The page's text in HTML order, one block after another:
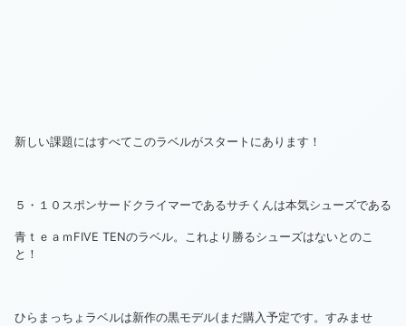
新しい課題にはすべてこのラベルがスタートにあります！
５・１０スポンサードクライマーであるサチくんは本気シューズである
青ｔｅａｍFIVE TENのラベル。これより勝るシューズはないとのこ
と！
ひらまっちょラベルは新作の黒モデル(まだ購入予定です。すみませ